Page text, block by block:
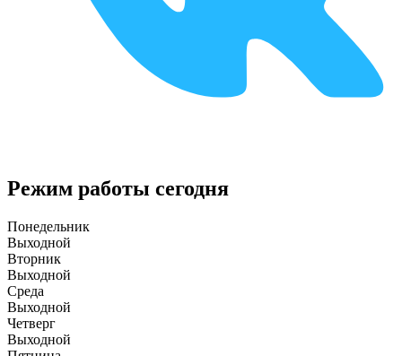
Режим работы сегодня
Понедельник
Выходной
Вторник
Выходной
Среда
Выходной
Четверг
Выходной